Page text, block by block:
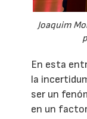
Joaquim
En esta
la
ser un
en un